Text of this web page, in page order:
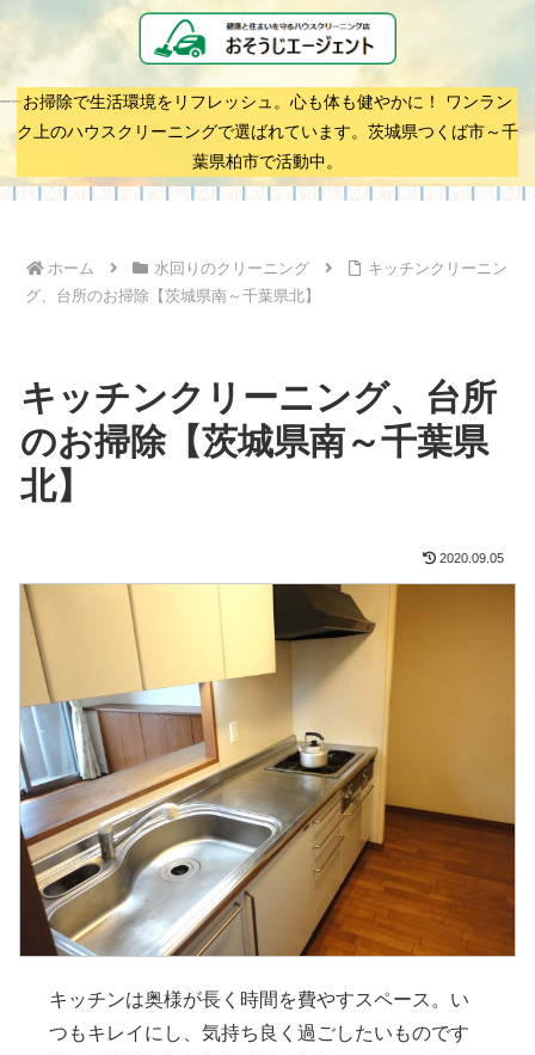
お掃除で生活環境をリフレッシュ。心も体も健やかに！ ワンラン
ク上のハウスクリーニングで選ばれています。茨城県つくば市～千
葉県柏市で活動中。
ホーム 水回りのクリーニング
キッチンクリーニン
グ、台所のお掃除【茨城県南～千葉県北】
キッチンクリーニング、台所
のお掃除【茨城県南～千葉県
北】
2020.09.05
キッチンは奥様が長く時間を費やすスペース。い
つもキレイにし、気持ち良く過ごしたいものです